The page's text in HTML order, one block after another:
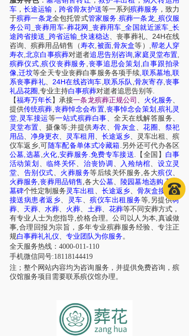
车， 长途运输 ，跨省骨灰护送等一系列 殡葬服务 ，致力
于殡葬一条龙全包托管式管家服务 .殡葬一条龙_ 殡仪服
务公司
_丧葬用车-葬花网 丧葬用车 全国就近派车 长
途跨省接送 跨省运输 _快速稳达、丧事葬礼、 24H在线
咨询、殡葬用品销售 （寿衣 被面, 骨灰盒等）
帮老人穿
寿衣 ,北京白事殡葬对逝者追思告别咨询 ,家庭灵堂布置
殡葬仪式 殡仪丧葬服务 丧事追思会策划 白事跟拍录
像 迁坟等全天专业丧葬白事服务各项手续 联系墓地 ,联
系丧事葬礼、24H在线咨询车 联系乐队 骨灰寄存, 丧事
礼品花圈 专业主持白事殡葬对逝者追思告别等.
【福寿万年长 】承接一条龙殡葬正规公司 、 火化服务、
提供传统殡葬 丧葬悼念会布置, 丧事悼念会策划 殡礼灵
堂 灵车接运等一站式殡葬白事、全天在线解答服务、
灵堂布置、摄像等;并提供寿衣、骨灰盒 、花圈 、 祭祀
用品、 净身更衣、 灵车租用 、 长途返乡、 灵车出租 、殡
仪车返乡 可 随车配备单体式冷藏箱 另外还可代办各区
公墓 选墓 火化 安葬服务 免费专车接送 【全国】 白事
活动策划 、临终关怀、 治丧协调 、 入殓纳棺、 设立灵
堂、 告别仪式、 火葬服务等后续关怀服务,各大殡仪、
火葬服务,丧葬用品销售,各大公墓、 陵园墓地选购,墓型
墓碑个性定制服务 灵车出租 、 长途返乡、 骨灰盒接送、
接送病患者返乡、 灵车、殡仪车出租服务等,另提供树
葬、 天葬、水葬、 火葬、 土葬、 花葬等不同安葬方式，
有专业人士为您指导,价格合理。公司以人为本,真诚做
事,合理回报为宗旨，多年专业殡葬服务经验、专注正
规白事葬礼礼仪、 专业团队为你服务。
全天服务热线：4000-011-110
手机微信同号:18118144419
注；整个网站内容均为咨询服务，并提供免费咨询，殡
仪馆服务项目需要联系殡仪馆办理。